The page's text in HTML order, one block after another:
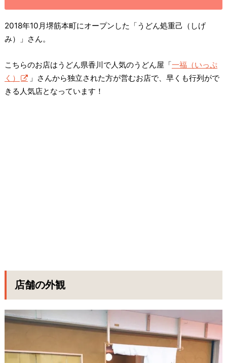
2018年10月堺筋本町にオープンした「うどん処重己（しげ
み）」さん。
こちらのお店はうどん県香川で人気のうどん屋「一福（いっぷ
く）
」さんから独立された方が営むお店で、早くも行列がで
きる人気店となっています！
店舗の外観